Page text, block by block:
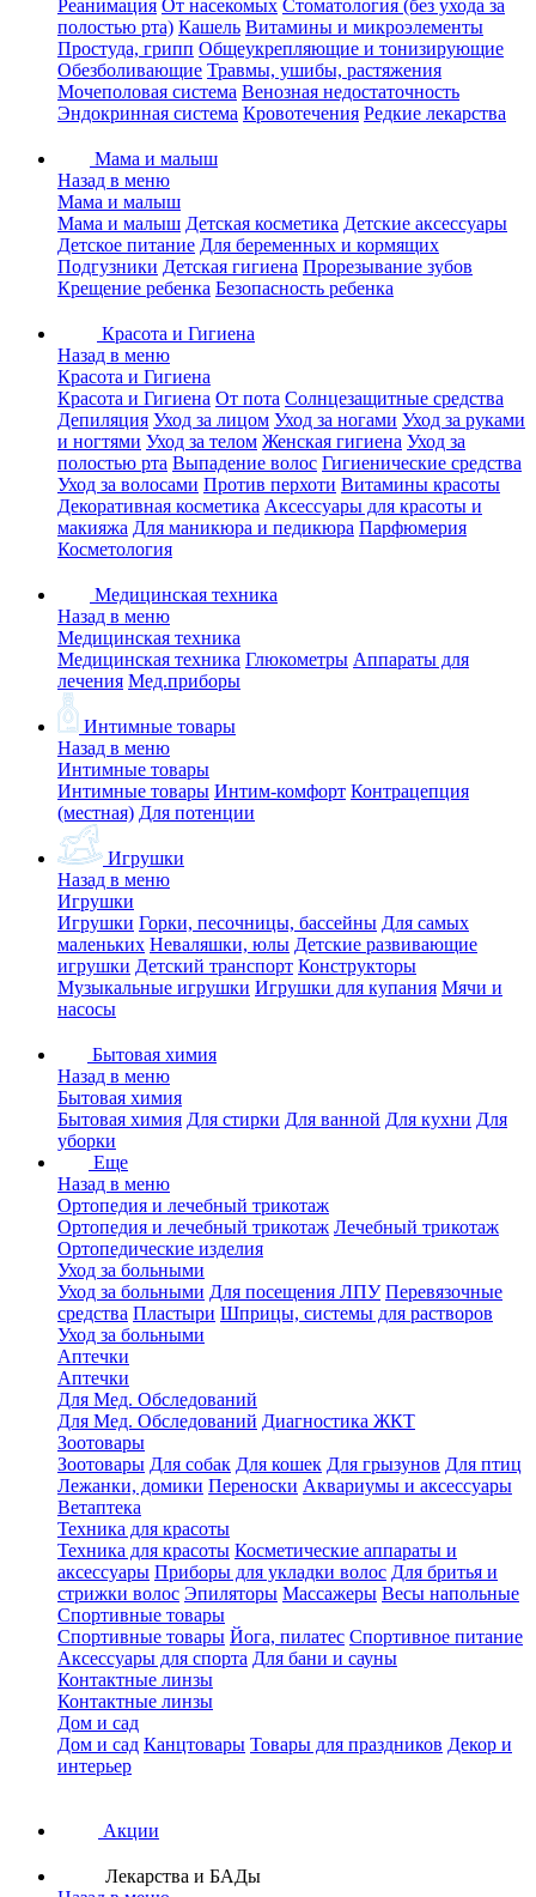
Реанимация От насекомых Стоматология (без ухода за
полостью рта) Кашель Витамины и микроэлементы
Простуда, грипп Общеукрепляющие и тонизирующие
Обезболивающие Травмы, ушибы, растяжения
Мочеполовая система Венозная недостаточность
Эндокринная система Кровотечения Редкие лекарства
Мама и малыш
Назад в меню
Мама и малыш
Мама и малыш Детская косметика Детские аксессуары
Детское питание Для беременных и кормящих
Подгузники Детская гигиена Прорезывание зубов
Крещение ребенка Безопасность ребенка
Красота и Гигиена
Назад в меню
Красота и Гигиена
Красота и Гигиена От пота Солнцезащитные средства
Депиляция Уход за лицом Уход за ногами Уход за руками
и ногтями Уход за телом Женская гигиена Уход за
полостью рта Выпадение волос Гигиенические средства
Уход за волосами Против перхоти Витамины красоты
Декоративная косметика Аксессуары для красоты и
макияжа Для маникюра и педикюра Парфюмерия
Косметология
Медицинская техника
Назад в меню
Медицинская техника
Медицинская техника Глюкометры Аппараты для
лечения Мед.приборы
Интимные товары
Назад в меню
Интимные товары
Интимные товары Интим-комфорт Контрацепция
(местная) Для потенции
Игрушки
Назад в меню
Игрушки
Игрушки Горки, песочницы, бассейны Для самых
маленьких Неваляшки, юлы Детские развивающие
игрушки Детский транспорт Конструкторы
Музыкальные игрушки Игрушки для купания Мячи и
насосы
Бытовая химия
Назад в меню
Бытовая химия
Бытовая химия Для стирки Для ванной Для кухни Для
уборки
Еще
Назад в меню
Ортопедия и лечебный трикотаж
Ортопедия и лечебный трикотаж Лечебный трикотаж
Ортопедические изделия
Уход за больными
Уход за больными Для посещения ЛПУ Перевязочные
средства Пластыри Шприцы, системы для растворов
Уход за больными
Аптечки
Аптечки
Для Мед. Обследований
Для Мед. Обследований Диагностика ЖКТ
Зоотовары
Зоотовары Для собак Для кошек Для грызунов Для птиц
Лежанки, домики Переноски Аквариумы и аксессуары
Ветаптека
Техника для красоты
Техника для красоты Косметические аппараты и
аксессуары Приборы для укладки волос Для бритья и
стрижки волос Эпиляторы Массажеры Весы напольные
Спортивные товары
Спортивные товары Йога, пилатес Спортивное питание
Аксессуары для спорта Для бани и сауны
Контактные линзы
Контактные линзы
Дом и сад
Дом и сад Канцтовары Товары для праздников Декор и
интерьер
Акции
Лекарства и БАДы